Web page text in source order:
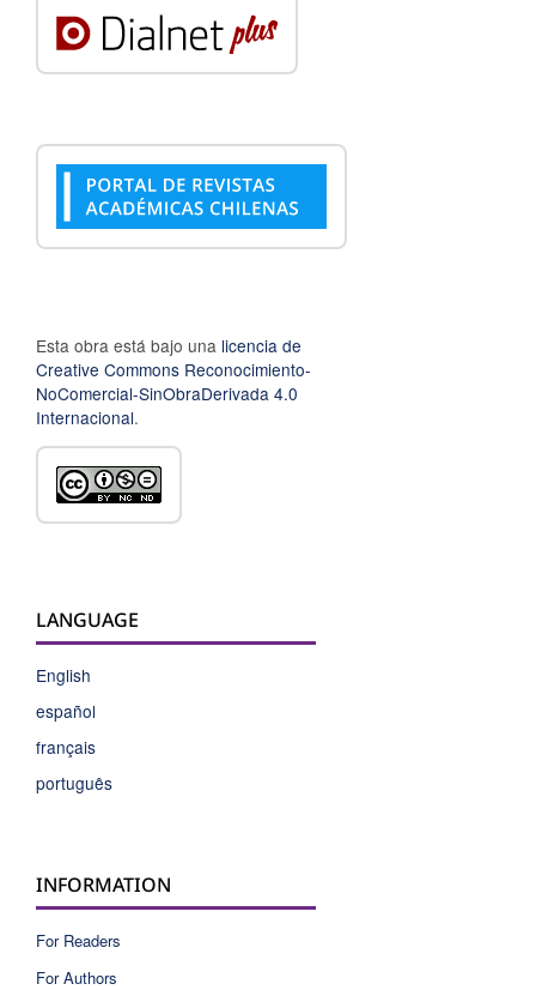
Esta obra está bajo una licencia de
Creative Commons Reconocimiento-
NoComercial-SinObraDerivada 4.0
Internacional.
LANGUAGE
English
español
français
português
INFORMATION
For Readers
For Authors